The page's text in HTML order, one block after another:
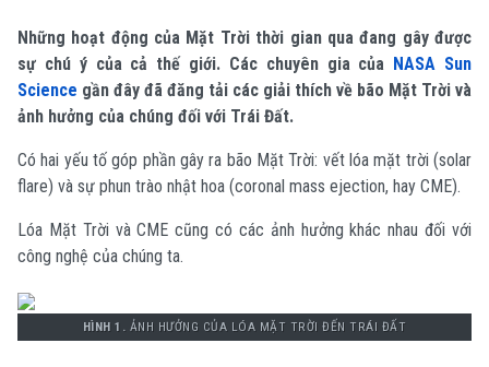
Những hoạt động của Mặt Trời thời gian qua đang gây được
sự chú ý của cả thế giới. Các chuyên gia của NASA Sun
Science gần đây đã đăng tải các giải thích về bão Mặt Trời và
ảnh hưởng của chúng đối với Trái Đất.
Có hai yếu tố góp phần gây ra bão Mặt Trời: vết lóa mặt trời (solar
flare) và sự phun trào nhật hoa (coronal mass ejection, hay CME).
Lóa Mặt Trời và CME cũng có các ảnh hưởng khác nhau đối với
công nghệ của chúng ta.
HÌNH 1. ẢNH HƯỞNG CỦA LÓA MẶT TRỜI ĐẾN TRÁI ĐẤT